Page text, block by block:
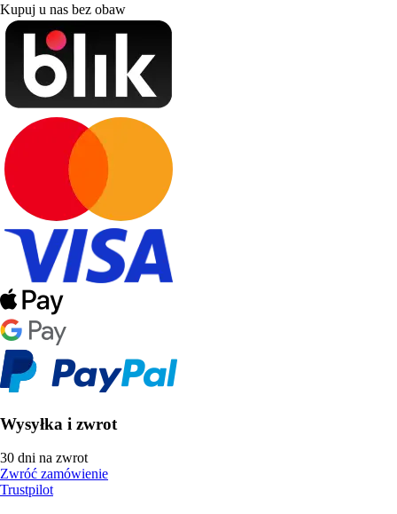
Kupuj u nas bez obaw
Wysyłka i zwrot
30 dni na zwrot
Zwróć zamówienie
Trustpilot